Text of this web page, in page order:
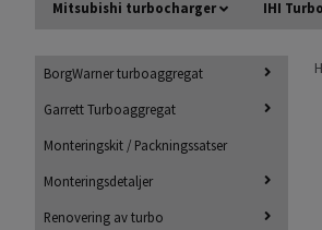
Mitsubishi turbocharger IHI
BorgWarner turboaggregat
Garrett Turboaggregat
Monteringskit / Packningssatser
Monteringsdetaljer
Renovering av turbo